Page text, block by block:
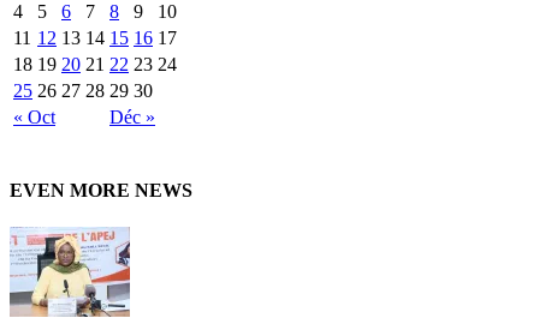
« Oct Déc »
4
5 6 7 8 9
10
11 12 13 14 15 16 17
18 19 20 21 22 23 24
25 26 27 28 29 30
EVEN MORE NEWS